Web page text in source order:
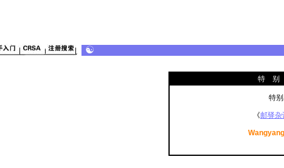
特 别
特
《邮驿杂